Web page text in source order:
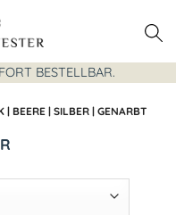
BESTELLBAR.
| BEERE | SILBER | GENARBT